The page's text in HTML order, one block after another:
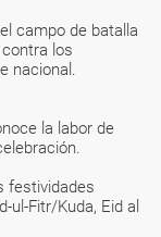
campo de batalla
los
nacional.
la labor de
festividades
ul-Fitr/Kuda, Eid al